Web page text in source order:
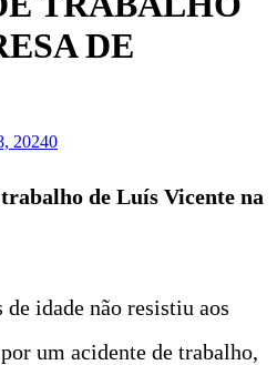
DE
20240
de Luís Vicente na
idade não resistiu aos
um acidente de trabalho,